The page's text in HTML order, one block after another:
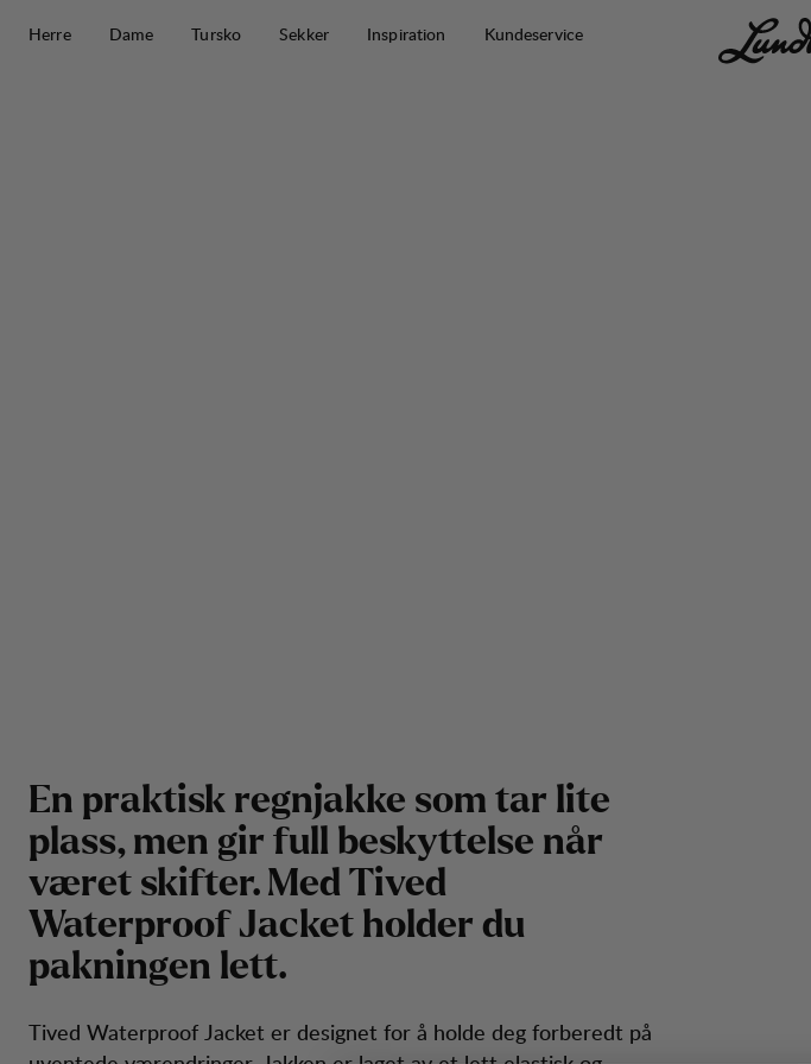
Herre
Dame Tursko Sekker Inspiration Kundeservice
En praktisk regnjakke som tar lite
plass, men gir full beskyttelse når
været skifter. Med Tived
Waterproof Jacket holder du
pakningen lett.
Tived Waterproof Jacket er designet for å holde deg forberedt på